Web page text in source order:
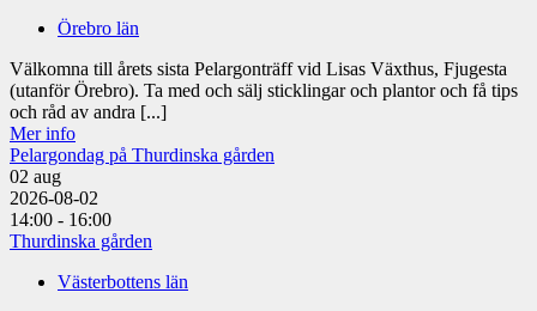
Örebro län
Välkomna till årets sista Pelargonträff vid Lisas Växthus, Fjugesta
(utanför Örebro). Ta med och sälj sticklingar och plantor och få tips
och råd av andra [...]
Mer info
Pelargondag på Thurdinska gården
02 aug
2026-08-02
14:00 - 16:00
Thurdinska gården
Västerbottens län